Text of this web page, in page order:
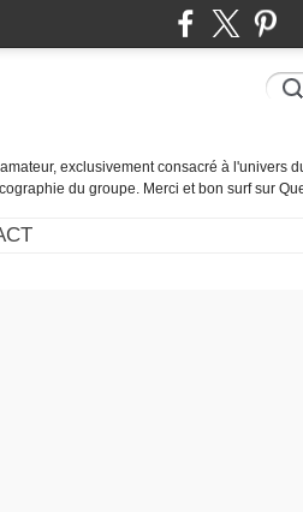
exclusivement consacré à l'univers
du groupe. Merci et bon surf sur